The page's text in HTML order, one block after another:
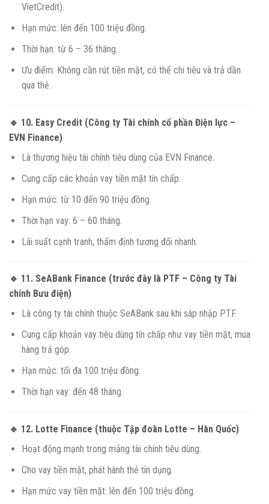
VietCredit).
Hạn mức: lên đến 100 triệu đồng.
Thời hạn: từ 6 – 36 tháng.
Ưu điểm: Không cần rút tiền mặt, có thể chi tiêu và trả dần
qua thẻ.
🔹 10. Easy Credit (Công ty Tài chính cổ phần Điện lực –
EVN Finance)
Là thương hiệu tài chính tiêu dùng của EVN Finance.
Cung cấp các khoản vay tiền mặt tín chấp.
Hạn mức: từ 10 đến 90 triệu đồng.
Thời hạn vay: 6 – 60 tháng.
Lãi suất cạnh tranh, thẩm định tương đối nhanh.
🔹 11. SeABank Finance (trước đây là PTF – Công ty Tài
chính Bưu điện)
Là công ty tài chính thuộc SeABank sau khi sáp nhập PTF.
Cung cấp khoản vay tiêu dùng tín chấp như vay tiền mặt, mua
hàng trả góp.
Hạn mức: tối đa 100 triệu đồng.
Thời hạn vay: đến 48 tháng.
🔹 12. Lotte Finance (thuộc Tập đoàn Lotte – Hàn Quốc)
Hoạt động mạnh trong mảng tài chính tiêu dùng.
Cho vay tiền mặt, phát hành thẻ tín dụng.
Hạn mức vay tiền mặt: lên đến 100 triệu đồng.